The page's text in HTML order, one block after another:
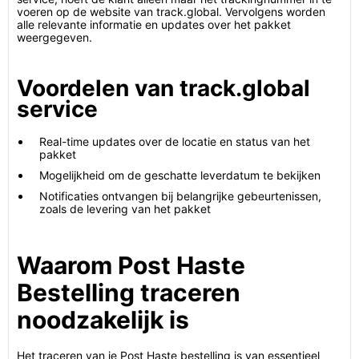
voeren op de website van track.global. Vervolgens worden
alle relevante informatie en updates over het pakket
weergegeven.
Voordelen van track.global
service
Real-time updates over de locatie en status van het
pakket
Mogelijkheid om de geschatte leverdatum te bekijken
Notificaties ontvangen bij belangrijke gebeurtenissen,
zoals de levering van het pakket
Waarom Post Haste
Bestelling traceren
noodzakelijk is
Het traceren van je Post Haste bestelling is van essentieel